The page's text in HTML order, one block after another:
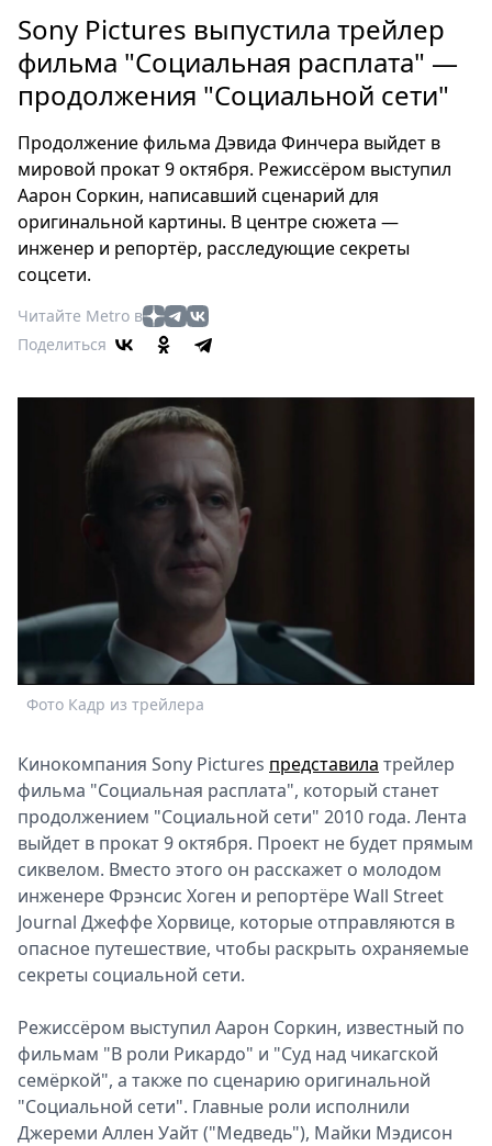
Россия
Мир
Здоровье
Туризм
Мода
Театр
Кино
Книги
Выставки
релизы
О
Metro
Стримы
Спецпроекты
Скачай
Metro
Sony Pictures выпустила трейлер
фильма "Социальная расплата" —
продолжения "Социальной сети"
Продолжение фильма Дэвида Финчера выйдет в
мировой прокат 9 октября. Режиссёром выступил
Аарон Соркин, написавший сценарий для
оригинальной картины. В центре сюжета —
инженер и репортёр, расследующие секреты
соцсети.
Читайте Metro в
Поделиться
Фото Кадр из трейлера
Кинокомпания Sony Pictures представила трейлер
фильма "Социальная расплата", который станет
продолжением "Социальной сети" 2010 года. Лента
выйдет в прокат 9 октября. Проект не будет прямым
сиквелом. Вместо этого он расскажет о молодом
инженере Фрэнсис Хоген и репортёре Wall Street
Journal Джеффе Хорвице, которые отправляются в
опасное путешествие, чтобы раскрыть охраняемые
секреты социальной сети.
Режиссёром выступил Аарон Соркин, известный по
фильмам "В роли Рикардо" и "Суд над чикагской
семёркой", а также по сценарию оригинальной
"Социальной сети". Главные роли исполнили
Джереми Аллен Уайт ("Медведь"), Майки Мэдисон